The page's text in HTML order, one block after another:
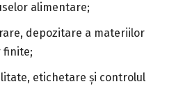
alimentare;
depozitare a materiilor
finite;
etichetare şi controlul